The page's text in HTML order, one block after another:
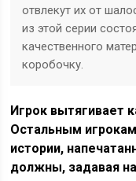
отвлекут их от
из этой серии
качественного
коробочку.
Игрок вытягивает
Остальным
истории,
должны, задавая